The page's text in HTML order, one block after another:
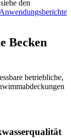
den
Becken
betriebliche,